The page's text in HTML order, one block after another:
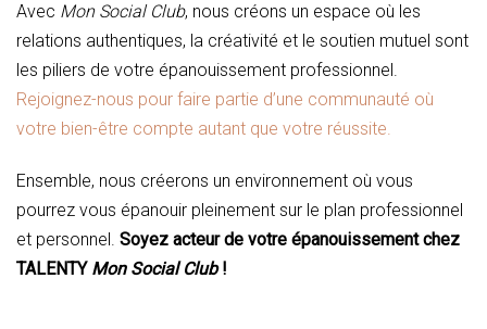
Avec Mon Social Club, nous créons un espace où les
relations authentiques, la créativité et le soutien mutuel sont
les piliers de votre épanouissement professionnel.
Rejoignez-nous pour faire partie d’une communauté où
votre bien-être compte autant que votre réussite.
Ensemble, nous créerons un environnement où vous
pourrez vous épanouir pleinement sur le plan professionnel
et personnel. Soyez acteur de votre épanouissement chez
TALENTY Mon Social Club!